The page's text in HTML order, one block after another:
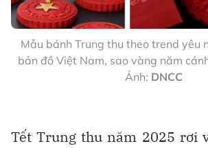
Mẫu bánh Trung thu theo trend yêu
bản đồ Việt Nam, sao vàng năm
Ảnh: DNCC
Tết Trung thu năm 2025 rơi